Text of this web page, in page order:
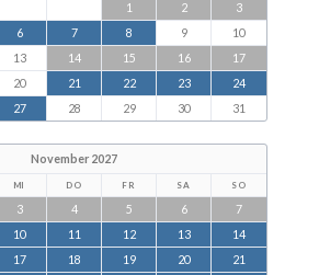
1 2
3
6 7 8 9
10
13 14 15 16
17
20 21 22 23
24
27 28 29 30 31
November 2027
MI DO FR SA SO
3 4 5 6
7
10 11 12 13
14
17 18 19 20
21